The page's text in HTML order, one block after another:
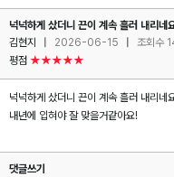
넉넉하게 샀더니 끈이 계속 흘러 내리네
김현지
2026-06-15
조회수
평점 ★★★★★
넉넉하게 샀더니 끈이 계속 흘러 내리네
내년에 입혀야 잘 맞을거같아요!
댓글쓰기